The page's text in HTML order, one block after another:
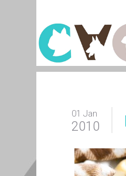
01 Jan
2010